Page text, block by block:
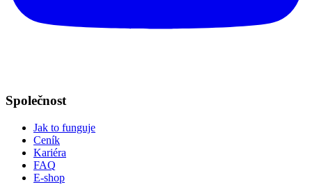
Společnost
Jak to funguje
Ceník
Kariéra
FAQ
E-shop